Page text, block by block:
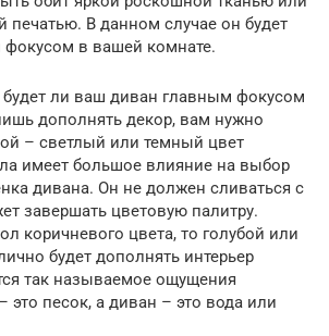
печатью. В данном случае он будет
в вашей комнате.
ли ваш диван главным фокусом
дополнять декор, вам нужно
– светлый или темный цвет
имеет большое влияние на выбор
дивана. Он не должен сливаться с
завершать цветовую палитру.
коричневого цвета, то голубой или
будет дополнять интерьер
так называемое ощущения
это песок, а диван – это вода или